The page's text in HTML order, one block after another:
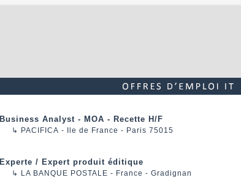
Business Analyst - MOA - Recette H/F
↳ PACIFICA - Ile de France - Paris 75015
Experte / Expert produit éditique
↳ LA BANQUE POSTALE - France - Gradignan